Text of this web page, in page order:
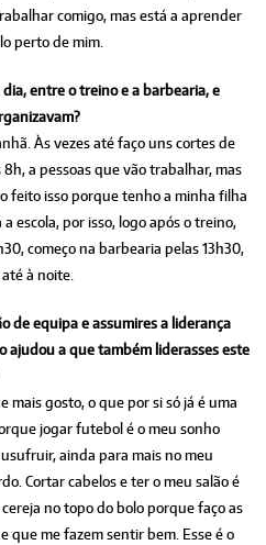
comigo, mas está a aprender
perto de mim.
dia, entre o treino e a barbearia, e
Às vezes até faço uns cortes de
8h, a pessoas que vão trabalhar, mas
feito isso porque tenho a minha filha
escola, por isso, logo após o treino,
começo na barbearia pelas 13h30,
à noite.
de equipa e assumires a liderança
ajudou a que também liderasses este
mais gosto, o que por si só já é uma
jogar futebol é o meu sonho
ainda para mais no meu
Cortar cabelos e ter o meu salão é
no topo do bolo porque faço as
que me fazem sentir bem. Esse é o